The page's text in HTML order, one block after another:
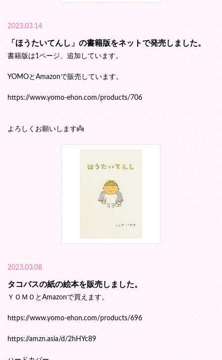
2023.03.14
「ほうたいてんし」の書籍版をネットで発売しました。
書籍版は1ページ、追加しています。
YOMOとAmazonで販売しています。
https://www.yomo-ehon.com/products/706
よろしくお願いします👼
2023.03.08
タコバスの紙の絵本を販売しました。
ＹＯＭＯとAmazonで買えます。
https://www.yomo-ehon.com/products/696
https://amzn.asia/d/2hHYc89